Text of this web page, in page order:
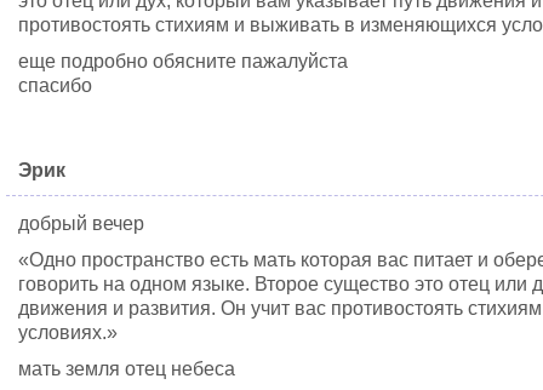
противостоять стихиям и выживать в изменяющихся
еще подробно обясните пажалуйста
спасибо
Эрик
добрый вечер
«Одно пространство есть мать которая вас питает и
говорить на одном языке. Второе существо это отец или
движения и развития. Он учит вас противостоять
условиях.»
мать земля отец небеса